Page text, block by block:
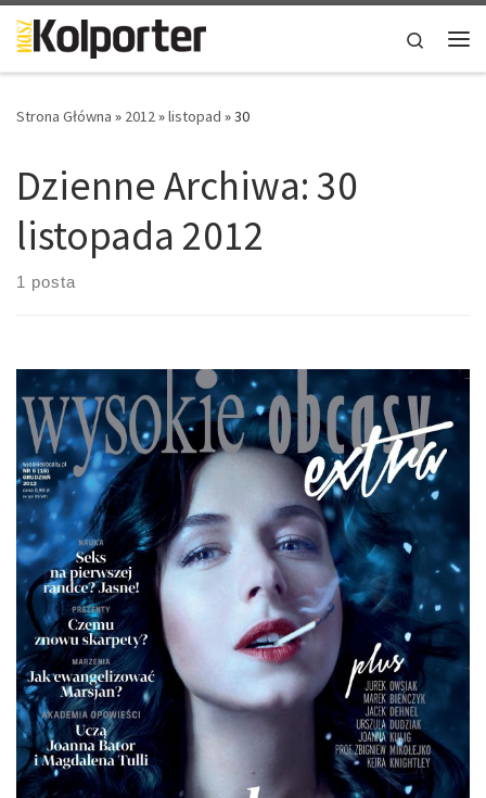
Skip to content
Search
Strona Główna » 2012»listopad »30
Dzienne Archiwa:30
listopada 2012
1 posta